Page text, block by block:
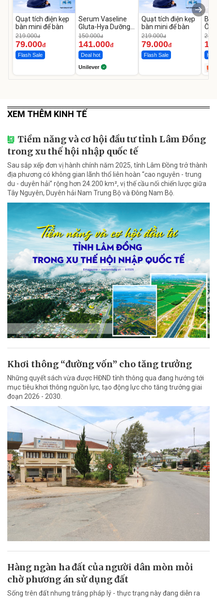
Quạt tích điện kẹp
bàn mini để bàn
219.000đ
79.000đ
Flash Sale
Serum Vaseline
Gluta-Hya Dưỡng
Da Sáng Mịn Sau 7
Ngày
150.000đ
141.000đ
Deal hot
Unilever
Quạt tích điện kẹp
bàn mini để bàn
219.000đ
79.000đ
Flash Sale
Ô
Hot
XEM THÊM KINH TẾ
Tiềm năng và cơ hội đầu tư tỉnh Lâm Đồng
trong xu thế hội nhập quốc tế
Sau sắp xếp đơn vị hành chính năm 2025, tỉnh Lâm Đồng trở thành
địa phương có không gian lãnh thổ liên hoàn “cao nguyên - trung
du - duyên hải” rộng hơn 24.200 km², vị thế cầu nối chiến lược giữa
Tây Nguyên, Duyên hải Nam Trung Bộ và Đông Nam Bộ.
Khơi thông “đường vốn” cho tăng trưởng
Những quyết sách vừa được HĐND tỉnh thông qua đang hướng tới
mục tiêu khơi thông nguồn lực, tạo động lực cho tăng trưởng giai
đoạn 2026 - 2030.
Hàng ngàn ha đất của người dân mòn mỏi
chờ phương án sử dụng đất
Sống trên đất nhưng trắng pháp lý - thực trạng này đang diễn ra